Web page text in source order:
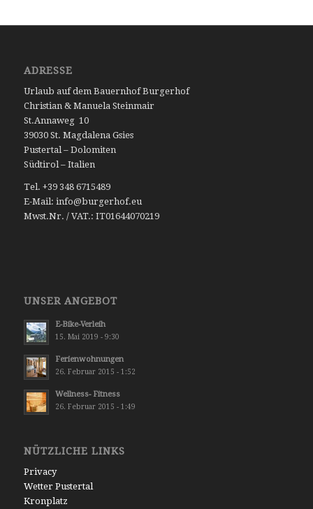
ADRESSE
Urlaub auf dem Bauernhof Burgerhof
Christian & Manuela Steinmair
St.Annaweg 10
39030 St. Magdalena Gsies
Pustertal – Dolomiten
Südtirol – Italien
Tel. +39 348 6715489
E-Mail: info@burgerhof.eu
Mwst.Nr. / VAT.: IT01644070219
UNSER ANGEBOT
E-Bike-Verleih
15. Mai 2019 - 9:30
Ferienwohnungen
26. Februar 2015 - 1:52
Wellness- Fitness
26. Februar 2015 - 1:49
NÜTZLICHE LINKS
Privacy
Wetter Pustertal
Kronplatz